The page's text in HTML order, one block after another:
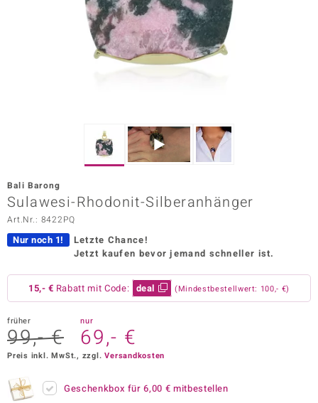
Vogue
Paraíso
Bali Barong
Sulawesi-Rhodonit-Silberanhänger
Art.Nr.: 8422PQ
Nur noch 1!
Letzte Chance!
Jetzt kaufen bevor jemand schneller ist.
15,- € Rabatt mit Code: deal (Mindestbestellwert: 100,- €)
früher
99,- €
nur
69,- €
Preis inkl. MwSt., zzgl.Versandkosten
Geschenkbox für6,00 € mitbestellen